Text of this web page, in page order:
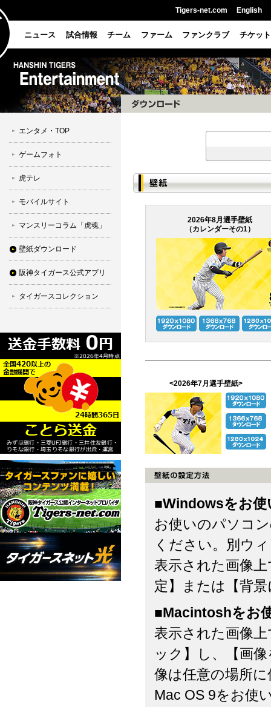
Tigers-net.com English
ニュース 試合情報 チーム ファーム ファンクラブ チケット
エンタメ・TOP
ゲームフォト
虎テレ
モバイルサイト
マンスリーコラム「虎魂」
壁紙ダウンロード
阪神タイガース公式アプリ
タイガースコレクション
2026年8月選手壁紙
（カレンダーその1）
<2026年7月選手壁紙>
■Windowsをお使
お使いのパソコ
ください。別ウ
表示された画像
定】または【背
■Macintoshをお
表示された画像
ック】し、【画
像は任意の場所
Mac OS 9をお使